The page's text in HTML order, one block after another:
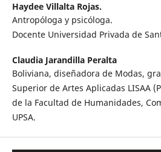
Haydee Villalta Rojas.
Antropóloga y psicóloga.
Docente Universidad Privada de
Claudia Jarandilla Peralta
Boliviana, diseñadora de Modas,
Superior de Artes Aplicadas LISAA
de la Facultad de Humanidades,
UPSA.